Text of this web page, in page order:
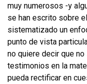
muy numerosos -y
se han escrito sobre
sistematizado un
punto de vis­ta
no quiere decir que
testimonios en la
pue­da rectificar en